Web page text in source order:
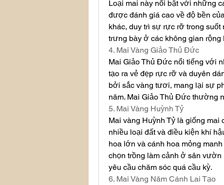
Loại mai này nổi bật với những
được đánh giá cao về độ bền
khác, duy trì sự rực rỡ trong
trưng bày ở các không gian
4. Mai Vàng Giảo Thủ Đức
Mai Giảo Thủ Đức nổi tiếng với
tạo ra vẻ đẹp rực rỡ và duyên
bởi sắc vàng tươi, mang lại sự
năm. Mai Giảo Thủ Đức thường
5. Mai Vàng Huỳnh Tỷ
Mai vàng Huỳnh Tỷ là giống
nhiều loại đất và điều kiện khí
hoa lớn và cánh hoa mỏng
chọn trồng làm cảnh ở sân
yêu cầu chăm sóc quá cầu kỳ.
6. Mai Vàng Năm Cánh Lai Tạo